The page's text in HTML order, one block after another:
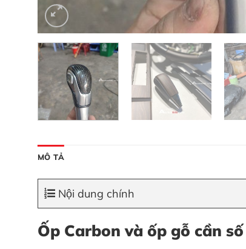
MÔ TẢ
Nội dung chính
Ốp Carbon và ốp gỗ cần